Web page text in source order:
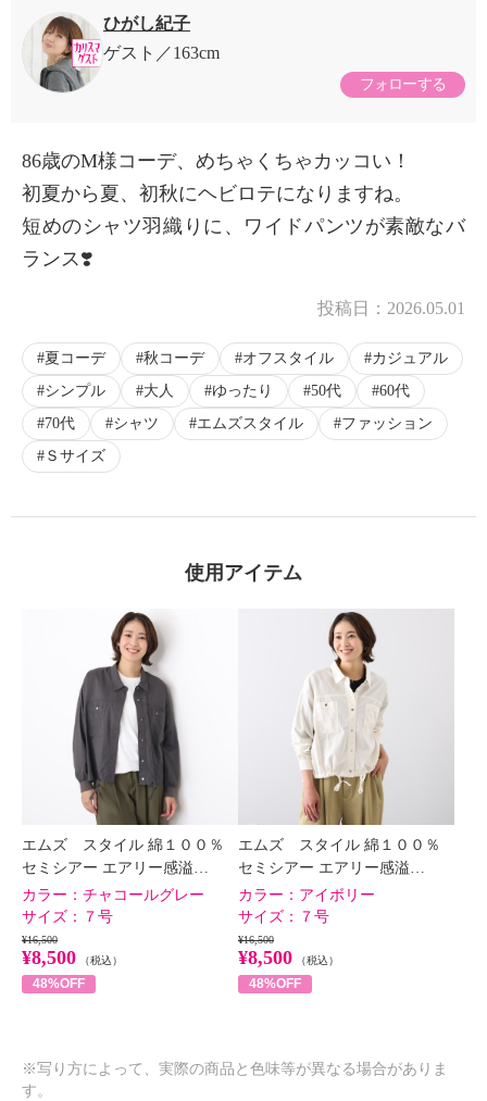
ひがし紀子
ゲスト
163cm
フォローする
86歳のM様コーデ、めちゃくちゃカッコい！
初夏から夏、初秋にヘビロテになりますね。
短めのシャツ羽織りに、ワイドパンツが素敵なバ
ランス❣️
投稿日： 2026.05.01
夏コーデ 秋コーデ オフスタイル
カジュアル
シンプル
大人 ゆったり 50代
60代
70代
シャツ エムズスタイル
ファッション
Ｓサイズ
使用アイテム
エムズ スタイル 綿１００％
セミシアー エアリー感溢…
カラー： チャコールグレー
サイズ：
７号
¥16,500
¥8,500 （税込）
48%OFF
エムズ スタイル 綿１００％
セミシアー エアリー感溢…
カラー： アイボリー
サイズ：
７号
¥16,500
¥8,500 （税込）
48%OFF
※写り方によって、実際の商品と色味等が異なる場合がありま
す。